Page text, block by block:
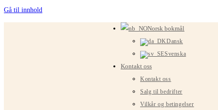
Gå til innhold
Norsk bokmål
Dansk
Svenska
Kontakt oss
Kontakt oss
Salg til bedrifter
Vilkår og betingelser